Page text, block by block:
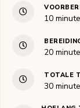
10
20
TOTALE
30